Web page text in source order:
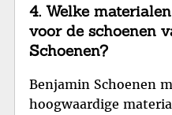
4. Welke
voor de schoenen
Schoenen?
Benjamin Schoenen
hoogwaardige